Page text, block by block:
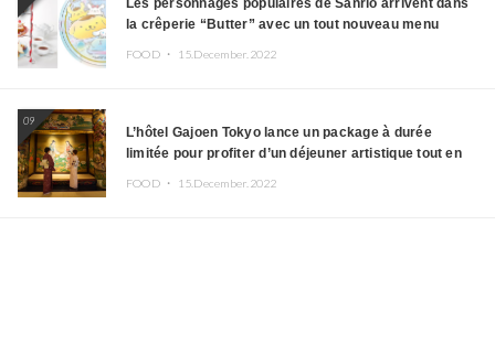
Les personnages populaires de Sanrio arrivent dans
la crêperie “Butter” avec un tout nouveau menu
FOOD ・ 15.December.2022
09
L’hôtel Gajoen Tokyo lance un package à durée
limitée pour profiter d’un déjeuner artistique tout en
FOOD ・ 15.December.2022